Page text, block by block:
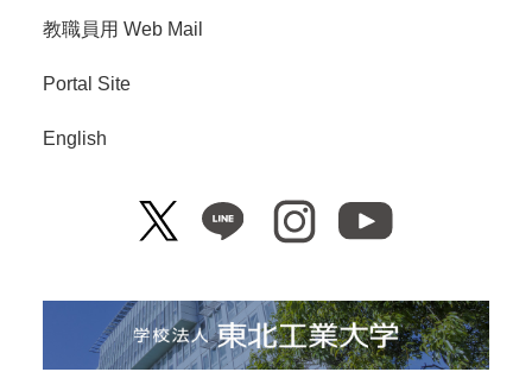
教職員用 Web Mail
Portal Site
English